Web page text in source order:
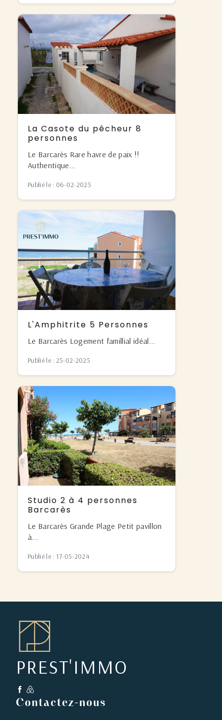
La Casote du pêcheur 8
personnes
Le Barcarès Rare havre de paix !!
Authentique...
Publié le : 06-02-2025
L'Amphitrite 5 Personnes
Le Barcarès Logement famillial idéal...
Publié le : 25-02-2025
Studio 2 à 4 personnes
Barcarès
Le Barcarès Grande Plage Petit pavillon
à...
Publié le : 17-05-2024
PREST'IMMO
Contactez-nous